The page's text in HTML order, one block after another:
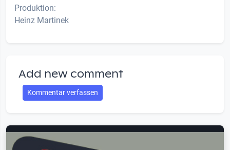
Produktion:
Heinz Martinek
Add new comment
Kommentar verfassen